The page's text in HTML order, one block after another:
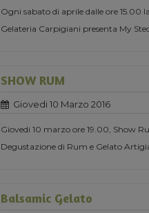
Ogni sabato di aprile dalle ore 15.00 la
Gelateria Carpigiani presenta My
SHOW RUM
Giovedi 10 Marzo 2016
Giovedi 10 marzo ore 19.00, Show
Degustazione di Rum e Gelato
Balsamic Gelato